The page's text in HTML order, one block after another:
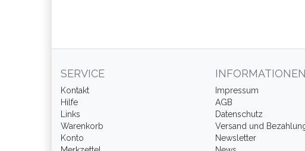
SERVICE
Kontakt
Hilfe
Links
Warenkorb
Konto
INFORMATIONEN
Impressum
AGB
Datenschutz
Versand und
Newsletter